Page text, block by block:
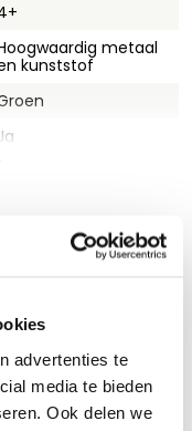
advertenties te
media te bieden
Ook delen we
metaal
kunststof
Ja
5x AAA-Batterijen
Beide
1.04 kg
- John Deere